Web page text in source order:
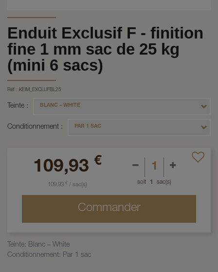
Enduit Exclusif F - finition
fine 1 mm sac de 25 kg
(mini 6 sacs)
Réf : KEIM_EXCLUFBL25
Teinte BLANC – WHITE
Conditionnement PAR 1 SAC
109,93 €
109,93 €/ sac(s) soit 1 sac(s)
Commander
Teinte: Blanc – White
Conditionnement: Par 1 sac